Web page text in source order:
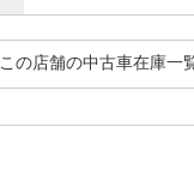
この店舗の中古車在庫一